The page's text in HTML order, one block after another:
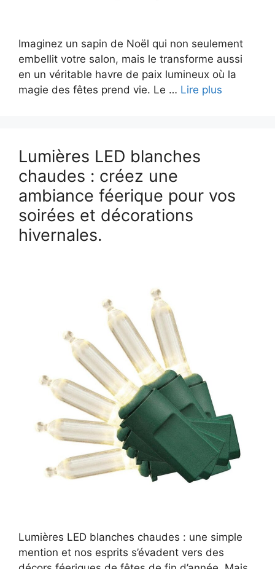
Imaginez un sapin de Noël qui non seulement
embellit votre salon, mais le transforme aussi
en un véritable havre de paix lumineux où la
magie des fêtes prend vie. Le … Lire plus
Lumières LED blanches
chaudes : créez une
ambiance féerique pour vos
soirées et décorations
hivernales.
Lumières LED blanches chaudes : une simple
mention et nos esprits s’évadent vers des